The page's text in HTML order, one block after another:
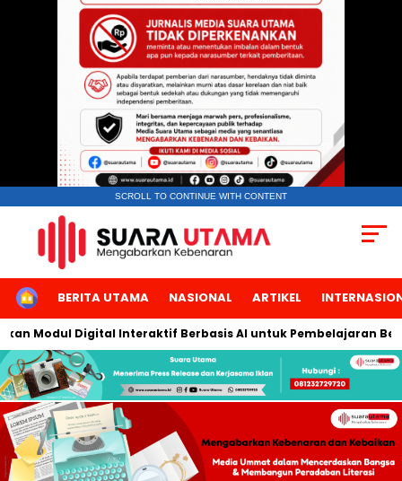
SCROLL TO CONTINUE WITH CONTENT
HOMEBERITA UTAMA NASIONAL ARTIKEL
Modul Digital Interaktif Berbasis AI untuk Pembelajaran